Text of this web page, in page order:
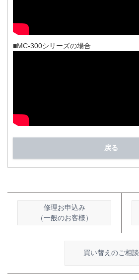
■MC-300シリーズの場合
戻る
修理お申込み
（一般のお客様）
買い替えのご相談